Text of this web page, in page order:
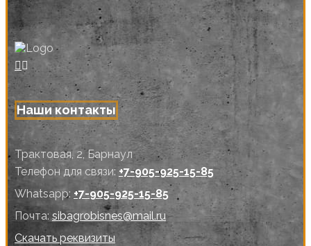
Наши контакты
Трактовая, 2, Барнаул
Телефон для связи: +7-905-925-15-85
Whatsapp: +7-905-925-15-85
Почта:sibagrobisnes@mail.ru
Скачать реквизиты